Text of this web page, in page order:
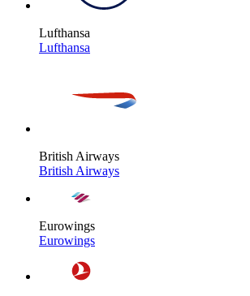
Lufthansa
Lufthansa
British Airways
British Airways
Eurowings
Eurowings